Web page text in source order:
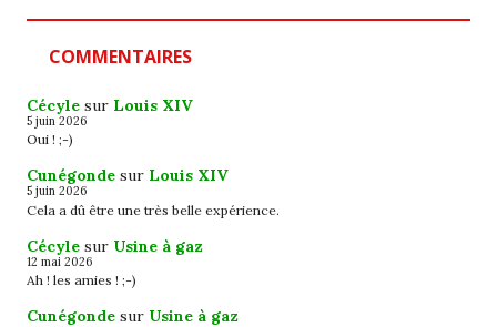
COMMENTAIRES
Cécyle sur Louis XIV
5 juin 2026
Oui ! ;-)
Cunégonde sur Louis XIV
5 juin 2026
Cela a dû être une très belle expérience.
Cécyle sur Usine à gaz
12 mai 2026
Ah ! les amies ! ;-)
Cunégonde sur Usine à gaz